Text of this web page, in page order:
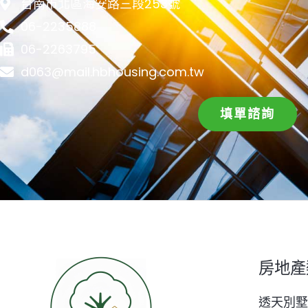
台南市北區海安路三段253號
06-2235888
06-2263795
d063@mail.hbhousing.com.tw
填單諮詢
房地
透天別墅